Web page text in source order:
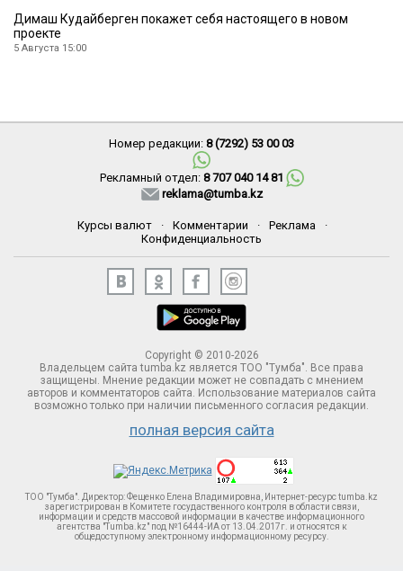
Димаш Кудайберген покажет себя настоящего в новом
проекте
5 Августа 15:00
Номер редакции: 8 (7292) 53 00 03
Рекламный отдел: 8 707 040 14 81
reklama@tumba.kz
Курсы валют · Комментарии · Реклама
·
Конфиденциальность
Copyright © 2010-2026
Владельцем сайта tumba.kz является ТОО "Тумба". Все права
защищены. Мнение редакции может не совпадать с мнением
авторов и комментаторов сайта. Использование материалов сайта
возможно только при наличии письменного согласия редакции.
полная версия сайта
ТОО "Тумба". Директор: Фещенко Елена Владимировна, Интернет-ресурс tumba.kz
зарегистрирован в Комитете госудаственного контроля в области связи,
информации и средств массовой информации в качестве информационного
агентства "Tumba.kz" под №16444-ИА от 13.04.2017г. и относятся к
общедоступному электронному информационному ресурсу.